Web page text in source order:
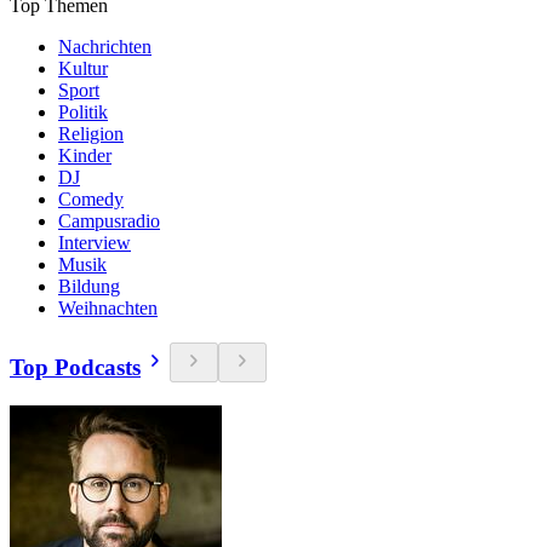
Top Themen
Nachrichten
Kultur
Sport
Politik
Religion
Kinder
DJ
Comedy
Campusradio
Interview
Musik
Bildung
Weihnachten
Top Podcasts